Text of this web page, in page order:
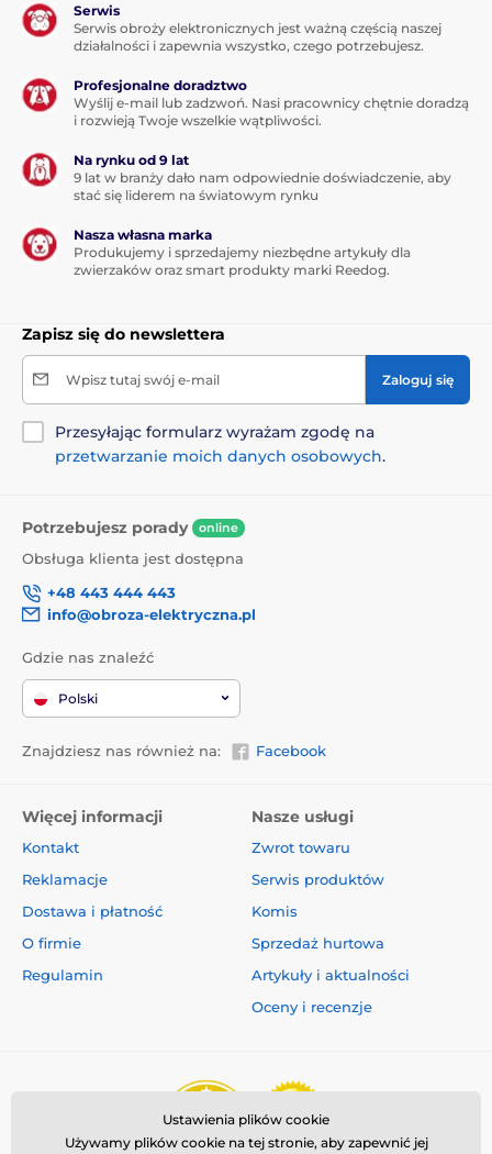
Serwis
Serwis obroży elektronicznych jest ważną częścią naszej
działalności i zapewnia wszystko, czego potrzebujesz.
Profesjonalne doradztwo
Wyślij e-mail lub zadzwoń. Nasi pracownicy chętnie doradzą
i rozwieją Twoje wszelkie wątpliwości.
Na rynku od 9 lat
9 lat w branży dało nam odpowiednie doświadczenie, aby
stać się liderem na światowym rynku
Nasza własna marka
Produkujemy i sprzedajemy niezbędne artykuły dla
zwierzaków oraz smart produkty marki Reedog.
Zapisz się do newslettera
Wpisz tutaj swój e-mail Zaloguj się
Przesyłając formularz wyrażam zgodę na
przetwarzanie moich danych osobowych.
Potrzebujesz porady online
Obsługa klienta jest dostępna
+48 443 444 443
info@obroza-elektryczna.pl
Gdzie nas znaleźć
Polski
Znajdziesz nas również na: Facebook
Więcej informacji
Kontakt
Reklamacje
Dostawa i płatność
O firmie
Regulamin
Nasze usługi
Zwrot towaru
Serwis produktów
Komis
Sprzedaż hurtowa
Artykuły i aktualności
Oceny i recenzje
Ustawienia plików cookie
Używamy plików cookie na tej stronie, aby zapewnić jej